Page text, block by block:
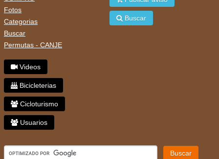
Fotos
Categorias
Buscar
Permutas - CANJE
Videos
Bicicleterias
Cicloturismo
Usuarios
Buscar
Buscar